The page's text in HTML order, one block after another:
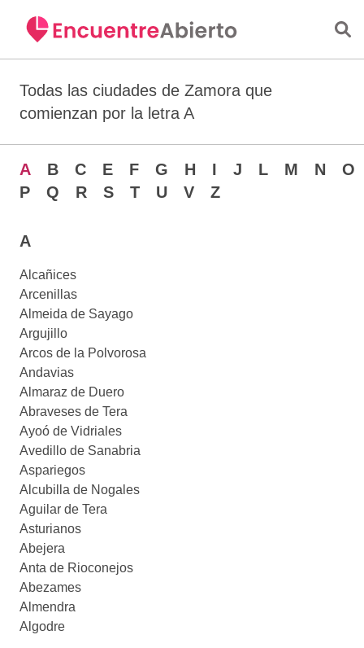
Todas las ciudades de Zamora que
comienzan por la letra A
A B C E F G H I J L M N
O
P
Q R S T U V Z
A
Alcañices
Arcenillas
Almeida de Sayago
Argujillo
Arcos de la Polvorosa
Andavias
Almaraz de Duero
Abraveses de Tera
Ayoó de Vidriales
Avedillo de Sanabria
Aspariegos
Alcubilla de Nogales
Aguilar de Tera
Asturianos
Abejera
Anta de Rioconejos
Abezames
Almendra
Algodre